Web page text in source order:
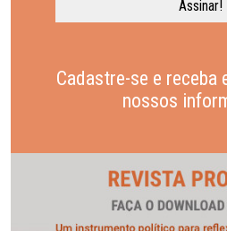
Cadastre-se e receba
nossos